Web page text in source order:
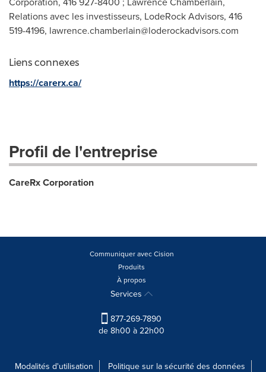
Relations avec les investisseurs, LodeRock Advisors, 416
519-4196, lawrence.chamberlain@loderockadvisors.com
Liens connexes
https://carerx.ca/
Profil de l'entreprise
CareRx Corporation
Communiquer avec Cision
Produits
À propos
Services
877-269-7890
de 8h00 à 22h00
Modalités d'utilisation Politique sur la sécurité des données